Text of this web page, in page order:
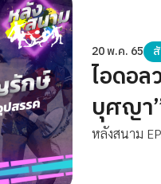
20 พ.ค. 65
ไอดอล
บุศญา
หลังสนาม